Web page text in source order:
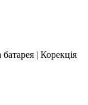
| Корекція